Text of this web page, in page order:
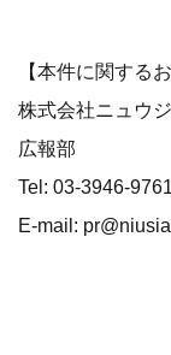
【本件に関する
株式会社ニュウ
広報部
Tel: 03-3946-9761
E-mail: